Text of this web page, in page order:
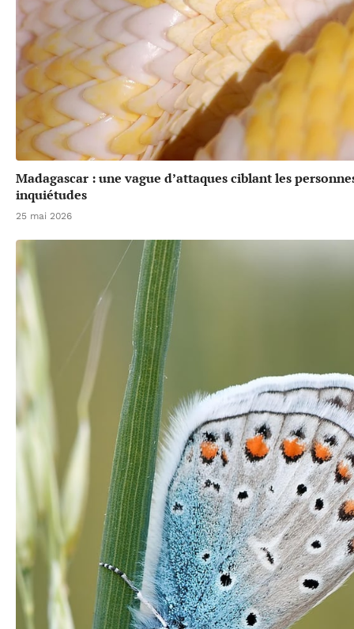
Madagascar : une vague d’attaques ciblant les
inquiétudes
25 mai 2026